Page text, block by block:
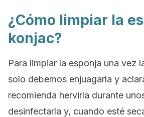
¿Cómo limpiar la
konjac?
Para limpiar la esponja una vez
solo debemos enjuagarla y
recomienda hervirla durante
desinfectarla y, cuando esté